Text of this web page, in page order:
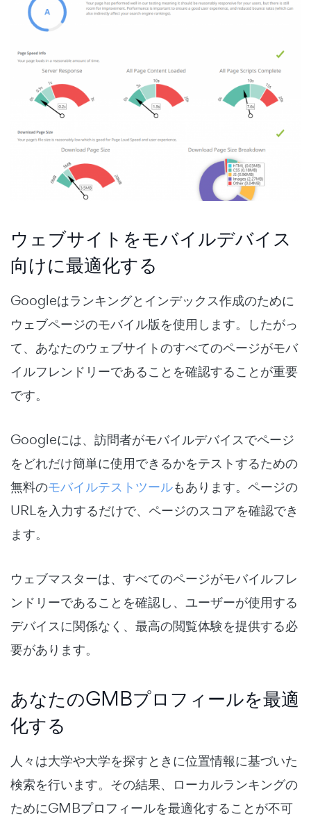
ウェブサイトをモバイルデバイス
向けに最適化する
Googleはランキングとインデックス作成のために
ウェブページのモバイル版を使用します。
したがっ
て、あなたのウェブサイトのすべてのページがモバ
イルフレンドリーであることを確認することが重要
です。
Googleには、訪問者がモバイルデバイスでページ
をどれだけ簡単に使用できるかをテストするための
無料のモバイルテストツールもあります。ページの
URLを入力するだけで、ページのスコアを確認でき
ます。
ウェブマスターは、すべてのページがモバイルフレ
ンドリーであることを確認し、ユーザーが使用する
デバイスに関係なく、最高の閲覧体験を提供する必
要があります。
あなたのGMBプロフィールを最適
化する
人々は大学や大学を探すときに位置情報に基づいた
検索を行います。その結果、ローカルランキングの
ためにGMBプロフィールを最適化することが不可